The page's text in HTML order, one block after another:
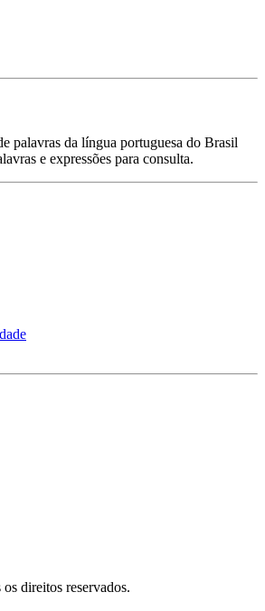
palavras da língua portuguesa do Brasil
e expressões para consulta.
direitos reservados.